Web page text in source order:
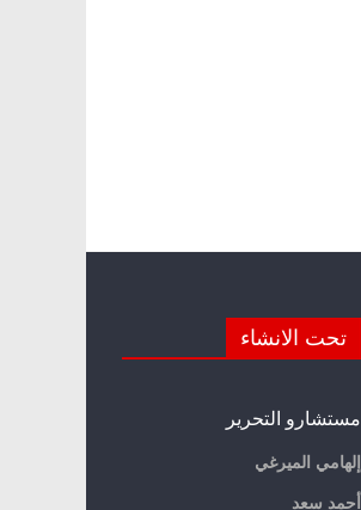
تحت الانشاء
مستشارو التحرير
إلهامي الميرغي
أحمد سعد